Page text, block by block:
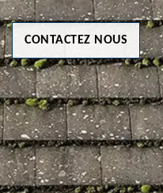
CONTACTEZ NOUS